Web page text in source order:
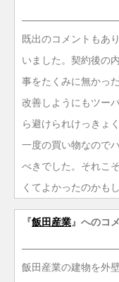
既出のコメントもあ
いました。契約後の
事をたくみに無かっ
改善しようにもツー
ら避けられけっきょ
一度の買い物なので
べきでした。それこ
くてよかったのかも
『飯田産業 』へのコ
飯田産業の建物を外